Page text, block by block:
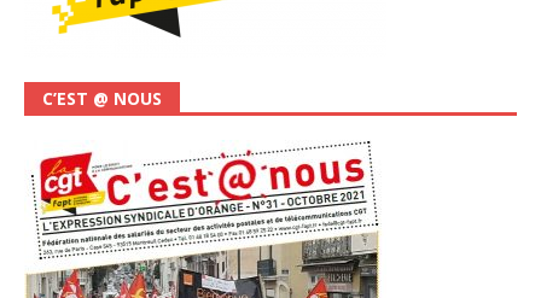
C’EST @ NOUS